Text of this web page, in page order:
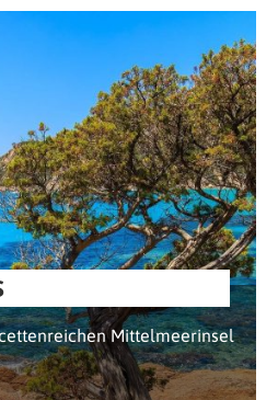
Mittelmeerinsel